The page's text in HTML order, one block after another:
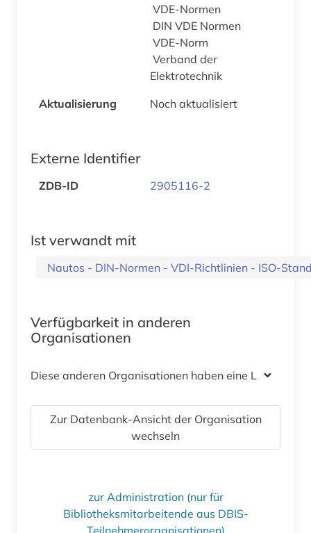
VDE-Normen
DIN VDE Normen
VDE-Norm
Verband der
Elektrotechnik
Aktualisierung
Noch aktualisiert
Externe Identifier
ZDB-ID 2905116-2
Ist verwandt mit
Nautos - DIN-Normen - VDI-Richtlinien - ISO-
Verfügbarkeit in anderen
Organisationen
Diese anderen Organisationen haben eine Lizenz
Zur Datenbank-Ansicht der Organisation
wechseln
zur Administration (nur für
Bibliotheksmitarbeitende aus DBIS-
Teilnehmerorganisationen)